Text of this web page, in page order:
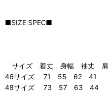
■SIZE SPEC■
サイズ 着丈 身幅 袖丈
46サイズ 71 55 62 41
48サイズ 73 57 63 44